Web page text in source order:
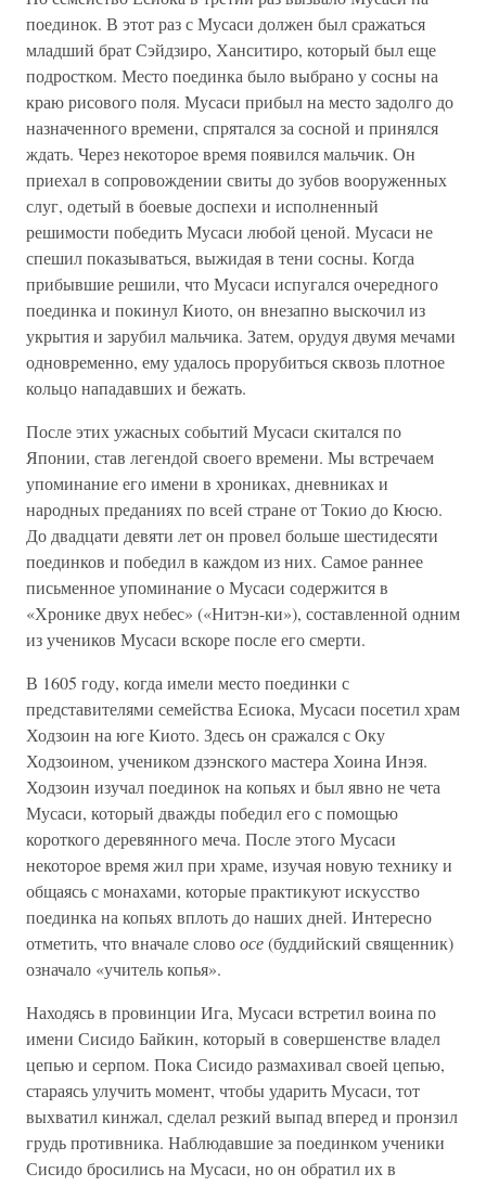
поединок. В этот раз с Мусаси должен был сражаться
младший брат Сэйдзиро, Ханситиро, который был еще
подростком. Место поединка было выбрано у сосны на
краю рисового поля. Мусаси прибыл на место задолго до
назначенного времени, спрятался за сосной и принялся
ждать. Через некоторое время появился мальчик. Он
приехал в сопровождении свиты до зубов вооруженных
слуг, одетый в боевые доспехи и исполненный
решимости победить Мусаси любой ценой. Мусаси не
спешил показываться, выжидая в тени сосны. Когда
прибывшие решили, что Мусаси испугался очередного
поединка и покинул Киото, он внезапно выскочил из
укрытия и зарубил мальчика. Затем, орудуя двумя мечами
одновременно, ему удалось прорубиться сквозь плотное
кольцо нападавших и бежать.
После этих ужасных событий Мусаси скитался по
Японии, став легендой своего времени. Мы встречаем
упоминание его имени в хрониках, дневниках и
народных преданиях по всей стране от Токио до Кюсю.
До двадцати девяти лет он провел больше шестидесяти
поединков и победил в каждом из них. Самое раннее
письменное упоминание о Мусаси содержится в
«Хронике двух небес» («Нитэн-ки»), составленной одним
из учеников Мусаси вскоре после его смерти.
В 1605 году, когда имели место поединки с
представителями семейства Есиока, Мусаси посетил храм
Ходзоин на юге Киото. Здесь он сражался с Оку
Ходзоином, учеником дзэнского мастера Хоина Инэя.
Ходзоин изучал поединок на копьях и был явно не чета
Мусаси, который дважды победил его с помощью
короткого деревянного меча. После этого Мусаси
некоторое время жил при храме, изучая новую технику и
общаясь с монахами, которые практикуют искусство
поединка на копьях вплоть до наших дней. Интересно
отметить, что вначале словоосе(буддийский священник)
означало «учитель копья».
Находясь в провинции Ига, Мусаси встретил воина по
имени Сисидо Байкин, который в совершенстве владел
цепью и серпом. Пока Сисидо размахивал своей цепью,
стараясь улучить момент, чтобы ударить Мусаси, тот
выхватил кинжал, сделал резкий выпад вперед и пронзил
грудь противника. Наблюдавшие за поединком ученики
Сисидо бросились на Мусаси, но он обратил их в